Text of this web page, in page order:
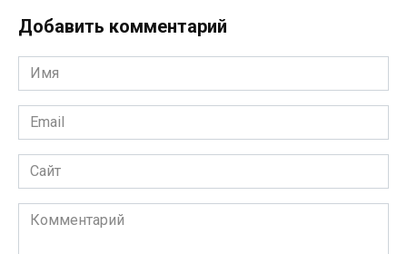
Добавить комментарий
Имя
*
Email
*
Сайт
Комментарий